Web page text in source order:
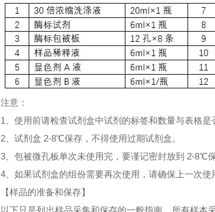
注意：
1、使用前请检查试剂盒中试剂的标签和数量与表格是
2、试剂盒 2-8℃保存，不得使用过期试剂盒。
3、包被微孔板单次未使用完，要谨记密封放到 2-8℃保
4、如果试剂盒的组份需要再次使用，请确保上一次使
【样品的准备和保存】
以下只是列出样品采集和保存的一般指南。所有样本